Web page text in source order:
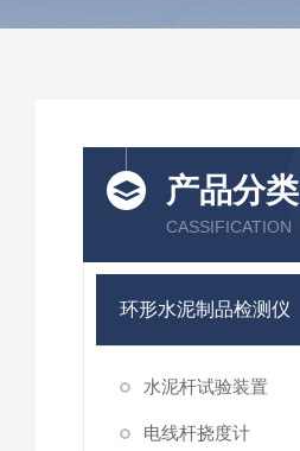
产品分类
CASSIFICATION
环形水泥制品检测仪
水泥杆试验装置
电线杆挠度计